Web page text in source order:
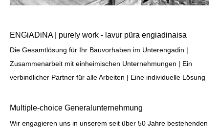
ENGiADiNA | purely work - lavur püra engiadinaisa
Die Gesamtlösung für Ihr Bauvorhaben im Unterengadin |
Zusammenarbeit mit einheimischen Unternehmungen | Ein
verbindlicher Partner für alle Arbeiten | Eine individuelle Lösung
Multiple-choice Generalunternehmung
Wir engagieren uns in unserem seit über 50 Jahre bestehenden